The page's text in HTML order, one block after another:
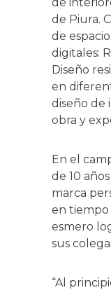
de Piura.
de
digitales:
Diseño
en
diseño de
obra y
En el
de 10
marca
en tiempo
esmero
sus
“Al